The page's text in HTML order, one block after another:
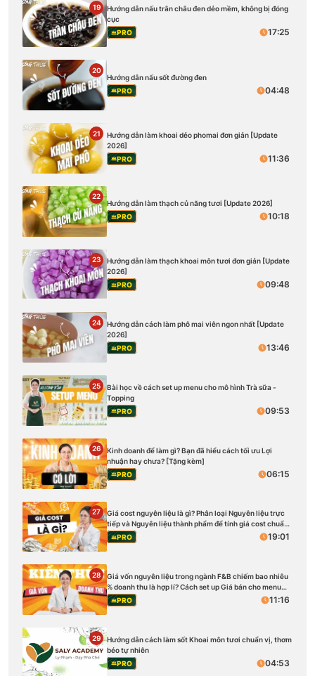
19
Hướng dẫn nấu trân châu đen dẻo mềm, không bị đóng
cục
PRO
17:25
20
Hướng dẫn nấu sốt đường đen
PRO
04:48
21
Hướng dẫn làm khoai dẻo phomai đơn giản [Update
2026]
PRO
11:36
22
Hướng dẫn làm thạch củ năng tươi [Update 2026]
PRO
10:18
23
Hướng dẫn làm thạch khoai môn tươi đơn giản [Update
2026]
PRO
09:48
24
Hướng dẫn cách làm phô mai viên ngon nhất [Update
2026]
PRO
13:46
25
Bài học về cách set up menu cho mô hình Trà sữa -
Topping
PRO
09:53
26
Kinh doanh để làm gì? Bạn đã hiểu cách tối ưu Lợi
nhuận hay chưa? [Tặng kèm]
PRO
06:15
27
Giá cost nguyên liệu là gì? Phân loại Nguyên liệu trực
tiếp và Nguyên liệu thành phẩm để tính giá cost chuẩn
[Tặng kèm]
PRO 19:01
28
Giá vốn nguyên liệu trong ngành F&B chiếm bao nhiêu
% doanh thu là hợp lí? Cách set up Giá bán cho menu
quán [Tặng kèm]
PRO 11:16
29
Hướng dẫn cách làm sốt Khoai môn tươi chuẩn vị, thơm
béo tự nhiên
PRO
04:53